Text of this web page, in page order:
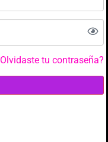
Olvidaste tu contraseña?